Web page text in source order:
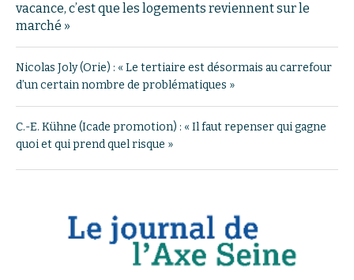
vacance, c’est que les logements reviennent sur le
marché »
Nicolas Joly (Orie) : « Le tertiaire est désormais au carrefour
d’un certain nombre de problématiques »
C.-E. Kühne (Icade promotion) : « Il faut repenser qui gagne
quoi et qui prend quel risque »